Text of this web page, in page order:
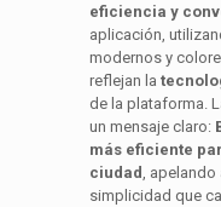
eficiencia y
aplicación,
modernos y
reflejan la
de la plataforma.
un mensaje claro:
más eficiente
ciudad ,
simplicidad que